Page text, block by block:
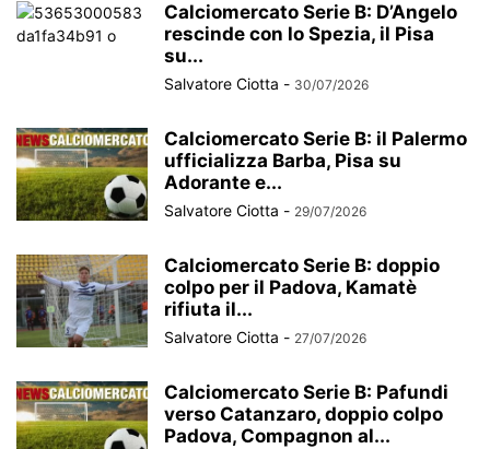
Calciomercato Serie B: D’Angelo
rescinde con lo Spezia, il Pisa
su...
Salvatore Ciotta - 30/07/2026
Calciomercato Serie B: il Palermo
ufficializza Barba, Pisa su
Adorante e...
Salvatore Ciotta - 29/07/2026
Calciomercato Serie B: doppio
colpo per il Padova, Kamatè
rifiuta il...
Salvatore Ciotta - 27/07/2026
Calciomercato Serie B: Pafundi
verso Catanzaro, doppio colpo
Padova, Compagnon al...